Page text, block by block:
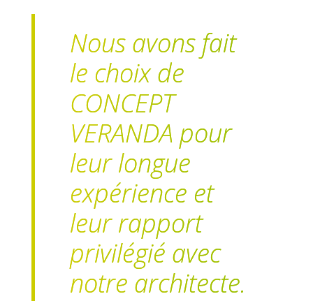
Nous avons fait
le choix de
CONCEPT
VERANDA pour
leur longue
expérience et
leur rapport
privilégié avec
notre architecte.